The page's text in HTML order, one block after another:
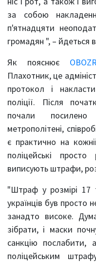
за собою
п'ятнадцяти
громадян ", – йдеться
Як пояснює
Плахотник, це
протокол і
поліції. Після
почали
метрополітені,
є практично на
поліцейські
виписують штрафи,
"Штраф у розмірі 17
українців був просто
занадто високе.
зібрати, і маски
санкцію послабити,
поліцейським